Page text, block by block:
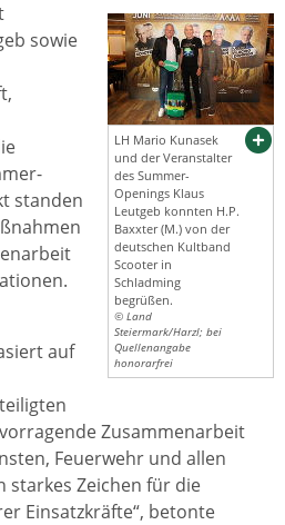
LH Mario Kunasek
und der Veranstalter
des Summer-
Openings Klaus
Leutgeb konnten H.P.
Baxxter (M.) von der
deutschen Kultband
Scooter in
Schladming
begrüßen.
© Land
Steiermark/Harzl; bei
Quellenangabe
honorarfrei
sowie
standen
auf
Zusammenarbeit
Feuerwehr und allen
starkes Zeichen für die
Einsatzkräfte“, betonte